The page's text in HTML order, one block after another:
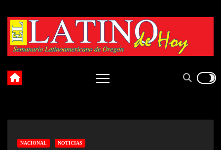
content
NACIONAL NOTICIAS